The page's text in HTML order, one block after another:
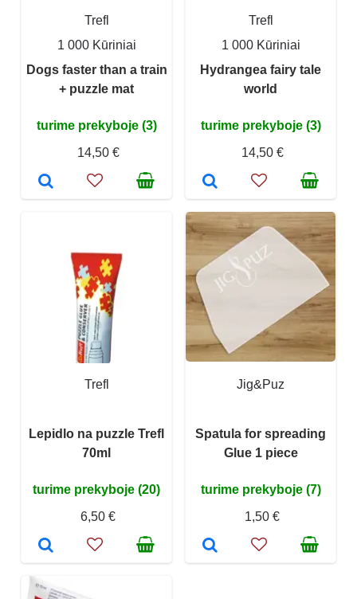
Trefl
1 000 Kūriniai
Dogs faster than a train
+ puzzle mat
turime prekyboje (3)
14,50 €
Trefl
1 000 Kūriniai
Hydrangea fairy tale
world
turime prekyboje (3)
14,50 €
Trefl
Lepidlo na puzzle Trefl
70ml
turime prekyboje (20)
6,50 €
Jig&Puz
Spatula for spreading
Glue 1 piece
turime prekyboje (7)
1,50 €